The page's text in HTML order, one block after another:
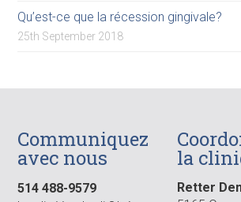
Qu’est-ce que la récession gingivale?
25th September 2018
Communiquez
avec nous
514 488-9579
la
Retter